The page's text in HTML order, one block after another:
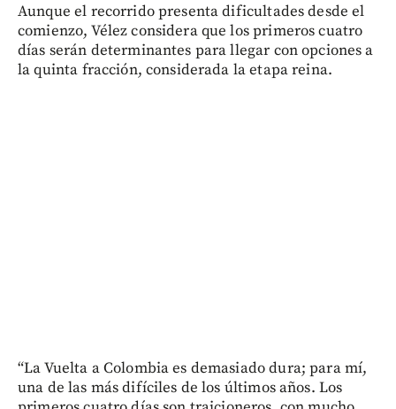
Aunque el recorrido presenta dificultades desde el
comienzo, Vélez considera que los primeros cuatro
días serán determinantes para llegar con opciones a
la quinta fracción, considerada la etapa reina.
“La Vuelta a Colombia es demasiado dura; para mí,
una de las más difíciles de los últimos años. Los